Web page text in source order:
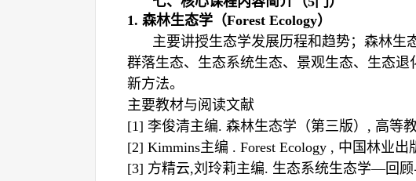
1. 森林生态学（Forest Ecology）
主要讲授生态学发展历程和趋势；森林生
群落生态、生态系统生态、景观生态、生态
新方法。
主要教材与阅读文献
[1] 李俊清主编. 森林生态学 （第三版） , 高等
[2] Kimmins主编 . Forest Ecology , 中国林业出
[3] 方精云,刘玲莉主编. 生态系统生态学—回顾